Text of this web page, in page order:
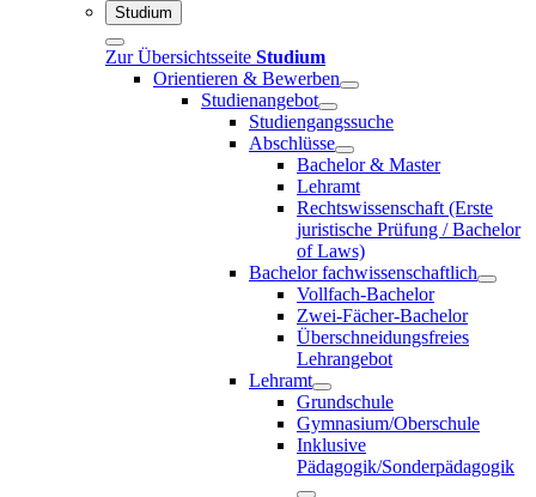
Studium
Zur Übersichtsseite Studium
Orientieren & Bewerben
Studienangebot
Studiengangssuche
Abschlüsse
Bachelor & Master
Lehramt
Rechtswissenschaft (Erste
juristische Prüfung / Bachelor
of Laws)
Bachelor fachwissenschaftlich
Vollfach-Bachelor
Zwei-Fächer-Bachelor
Überschneidungsfreies
Lehrangebot
Lehramt
Grundschule
Gymnasium/Oberschule
Inklusive
Pädagogik/Sonderpädagogik